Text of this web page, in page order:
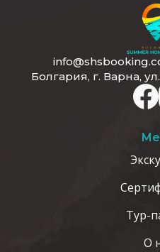
Болгария, г. Варна,
Тур-
О